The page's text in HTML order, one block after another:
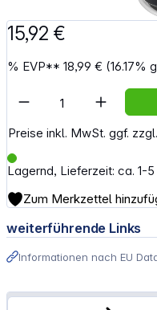
15,92 €
% EVP**18,99 € (16.17%
Preise inkl. MwSt. ggf.
Lagernd, Lieferzeit: ca. 1-
Artikel Anzahl:
Zum Merkzettel
weiterführende Links
Informationen nach EU